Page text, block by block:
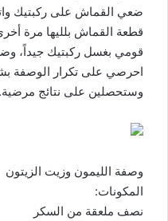
ضعي القماش على ركبتيك
قطعة القماش بلليها مرة
قومي بغسل ركبتيك جيداً،
احرصي على تكرار الوصفة
وستحصلين على نتائج مرضية.
وصفة الليمون وزيت الزيتون
المكونات:
نصف ملعقة من السكر